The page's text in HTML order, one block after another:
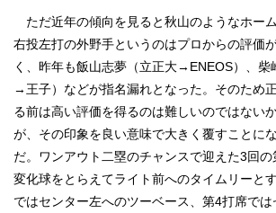
ただ近年の傾向を見ると秋山のようなホー
右投左打の外野手というのはプロからの評価
く、昨年も飯山志夢（立正大→ENEOS）、柴
→王子）などが指名漏れとなった。そのため
る前は高い評価を得るのは難しいのではない
が、その印象を良い意味で大きく覆すことに
だ。ワンアウト二塁のチャンスで迎えた3回
変化球をとらえてライト前へのタイムリーと
ではセンター左へのツーベース、第4打席で